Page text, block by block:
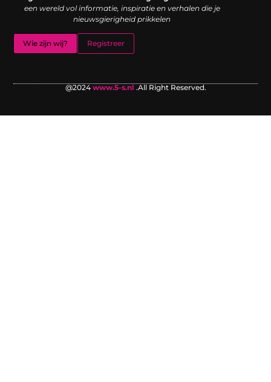
een wereld vol informatie, inspiratie en verhalen die je
nieuwsgierigheid prikkelen
Wie zijn wij? Registreer
@2024www.5-s.nl .All Right Reserved.